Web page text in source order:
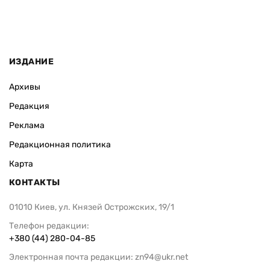
ИЗДАНИЕ
Архивы
Редакция
Реклама
Редакционная политика
Карта
КОНТАКТЫ
01010 Киев, ул. Князей Острожских, 19/1
Телефон редакции:
+380 (44) 280-04-85
Электронная почта редакции: zn94@ukr.net